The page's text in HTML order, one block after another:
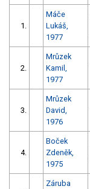
1.
Máče
Lukáš,
1977
2.
Mrůzek
Kamil,
1977
3.
Mrůzek
David,
1976
4.
Boček
Zdeněk,
1975
Záruba